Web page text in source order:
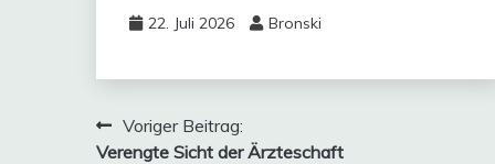
22. Juli 2026 Bronski
Beitragsnavigation
Voriger Beitrag:
Verengte Sicht der Ärzteschaft